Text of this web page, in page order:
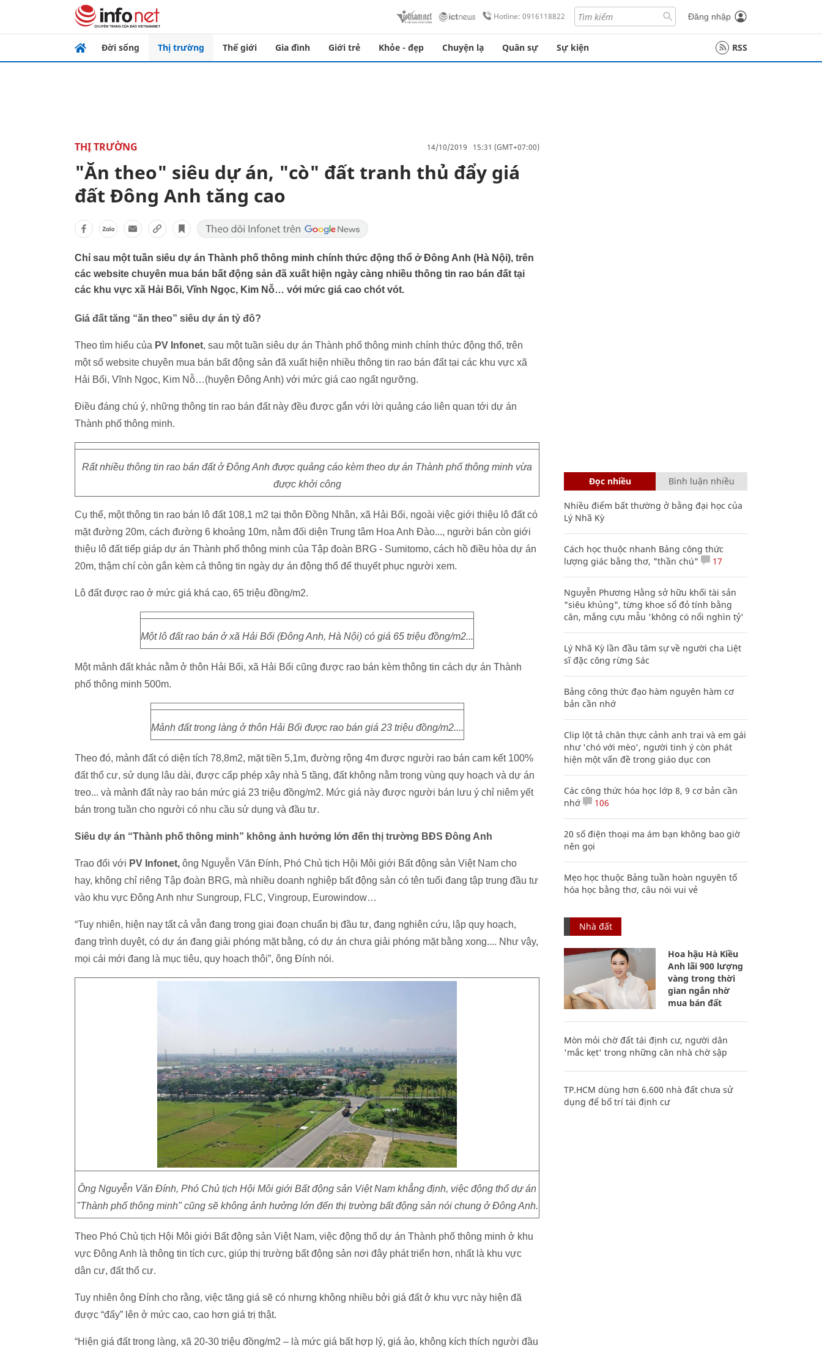
Hotline: 0916118822 Đăng nhập
Đời sống Thị trường Thế giới Gia đình Giới trẻ Khỏe - đẹp Chuyện lạ Quân sự Sự kiện RSS
THỊ TRƯỜNG 14/10/2019 15:31 (GMT+07:00)
"Ăn theo" siêu dự án, "cò" đất tranh thủ đẩy giá
đất Đông Anh tăng cao
Chỉ sau một tuần siêu dự án Thành phố thông minh chính thức động thổ ở Đông Anh (Hà Nội), trên
các website chuyên mua bán bất động sản đã xuất hiện ngày càng nhiều thông tin rao bán đất tại
các khu vực xã Hải Bối, Vĩnh Ngọc, Kim Nỗ… với mức giá cao chót vót.
Giá đất tăng “ăn theo” siêu dự án tỷ đô?
Theo tìm hiểu của PV Infonet, sau một tuần siêu dự án Thành phố thông minh chính thức động thổ, trên
một số website chuyên mua bán bất động sản đã xuất hiện nhiều thông tin rao bán đất tại các khu vực xã
Hải Bối, Vĩnh Ngọc, Kim Nỗ…(huyện Đông Anh) với mức giá cao ngất ngưỡng.
Điều đáng chú ý, những thông tin rao bán đất này đều được gắn với lời quảng cáo liên quan tới dự án
Thành phố thông minh.
Rất nhiều thông tin rao bán đất ở Đông Anh được quảng cáo kèm theo dự án Thành phố thông minh vừa
được khởi công
Cụ thể, một thông tin rao bán lô đất 108,1 m2 tại thôn Đồng Nhân, xã Hải Bối, ngoài việc giới thiệu lô đất có
mặt đường 20m, cách đường 6 khoảng 10m, nằm đối diện Trung tâm Hoa Anh Đào..., người bán còn giới
thiệu lô đất tiếp giáp dự án Thành phố thông minh của Tập đoàn BRG - Sumitomo, cách hồ điều hòa dự án
20m, thậm chí còn gắn kèm cả thông tin ngày dự án động thổ để thuyết phục người xem.
Lô đất được rao ở mức giá khá cao, 65 triệu đồng/m2.
Một lô đất rao bán ở xã Hải Bối (Đông Anh, Hà Nội) có giá 65 triệu đồng/m2...
Một mảnh đất khác nằm ở thôn Hải Bối, xã Hải Bối cũng được rao bán kèm thông tin cách dự án Thành
phố thông minh 500m.
Mảnh đất trong làng ở thôn Hải Bối được rao bán giá 23 triệu đồng/m2....
Theo đó, mảnh đất có diện tích 78,8m2, mặt tiền 5,1m, đường rộng 4m được người rao bán cam kết 100%
đất thổ cư, sử dụng lâu dài, được cấp phép xây nhà 5 tầng, đất không nằm trong vùng quy hoạch và dự án
treo... và mảnh đất này rao bán mức giá 23 triệu đồng/m2. Mức giá này được người bán lưu ý chỉ niêm yết
bán trong tuần cho người có nhu cầu sử dụng và đầu tư.
Siêu dự án “Thành phố thông minh” không ảnh hưởng lớn đến thị trường BĐS Đông Anh
Trao đổi với PV Infonet, ông Nguyễn Văn Đính, Phó Chủ tịch Hội Môi giới Bất động sản Việt Nam cho
hay, không chỉ riêng Tập đoàn BRG, mà nhiều doanh nghiệp bất động sản có tên tuổi đang tập trung đầu tư
vào khu vực Đông Anh như Sungroup, FLC, Vingroup, Eurowindow…
“Tuy nhiên, hiện nay tất cả vẫn đang trong giai đoạn chuẩn bị đầu tư, đang nghiên cứu, lập quy hoạch,
đang trình duyệt, có dự án đang giải phóng mặt bằng, có dự án chưa giải phóng mặt bằng xong.... Như vậy,
mọi cái mới đang là mục tiêu, quy hoạch thôi”, ông Đính nói.
Ông Nguyễn Văn Đính, Phó Chủ tịch Hội Môi giới Bất động sản Việt Nam khẳng định, việc động thổ dự án
"Thành phố thông minh" cũng sẽ không ảnh hưởng lớn đến thị trường bất động sản nói chung ở Đông Anh.
Theo Phó Chủ tịch Hội Môi giới Bất động sản Việt Nam, việc động thổ dự án Thành phố thông minh ở khu
vực Đông Anh là thông tin tích cực, giúp thị trường bất động sản nơi đây phát triển hơn, nhất là khu vực
dân cư, đất thổ cư.
Tuy nhiên ông Đính cho rằng, việc tăng giá sẽ có nhưng không nhiều bởi giá đất ở khu vực này hiện đã
được “đẩy” lên ở mức cao, cao hơn giá trị thật.
“Hiện giá đất trong làng, xã 20-30 triệu đồng/m2 – là mức giá bất hợp lý, giá ảo, không kích thích người đầu
Đọc nhiều Bình luận nhiều
Nhiều điểm bất thường ở bằng đại học của
Lý Nhã Kỳ
Cách học thuộc nhanh Bảng công thức
lượng giác bằng thơ, "thần chú"
17
Nguyễn Phương Hằng sở hữu khối tài sản
"siêu khủng", từng khoe sổ đỏ tính bằng
cân, mắng cựu mẫu 'không có nổi nghìn tỷ'
Lý Nhã Kỳ lần đầu tâm sự về người cha Liệt
sĩ đặc công rừng Sác
Bảng công thức đạo hàm nguyên hàm cơ
bản cần nhớ
Clip lột tả chân thực cảnh anh trai và em gái
như 'chó với mèo', người tinh ý còn phát
hiện một vấn đề trong giáo dục con
Các công thức hóa học lớp 8, 9 cơ bản cần
nhớ
106
20 số điện thoại ma ám bạn không bao giờ
nên gọi
Mẹo học thuộc Bảng tuần hoàn nguyên tố
hóa học bằng thơ, câu nói vui vẻ
Nhà đất
Hoa hậu Hà Kiều
Anh lãi 900 lượng
vàng trong thời
gian ngắn nhờ
mua bán đất
Mòn mỏi chờ đất tái định cư, người dân
'mắc kẹt' trong những căn nhà chờ sập
TP.HCM dùng hơn 6.600 nhà đất chưa sử
dụng để bố trí tái định cư